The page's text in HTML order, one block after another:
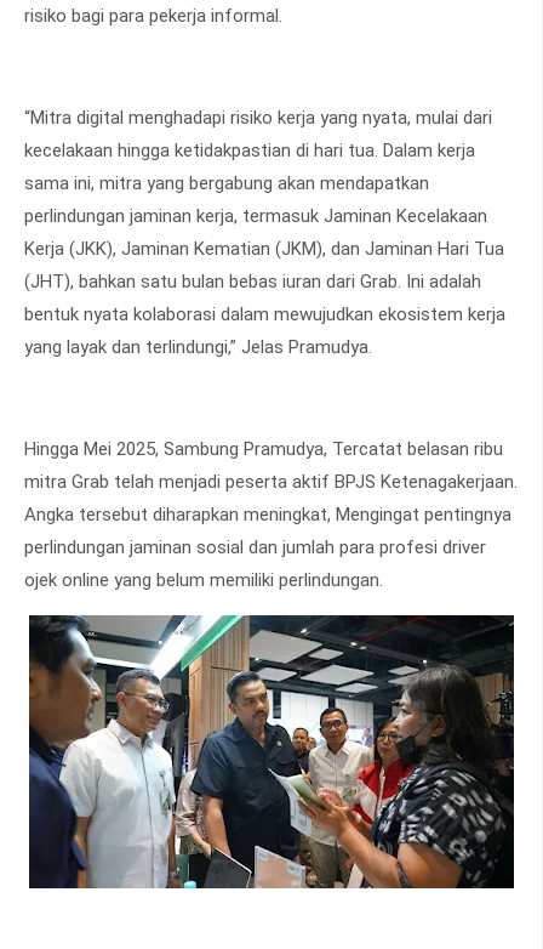
risiko bagi para pekerja informal.
“Mitra digital menghadapi risiko kerja yang nyata, mulai dari
kecelakaan hingga ketidakpastian di hari tua. Dalam kerja
sama ini, mitra yang bergabung akan mendapatkan
perlindungan jaminan kerja, termasuk Jaminan Kecelakaan
Kerja (JKK), Jaminan Kematian (JKM), dan Jaminan Hari Tua
(JHT), bahkan satu bulan bebas iuran dari Grab. Ini adalah
bentuk nyata kolaborasi dalam mewujudkan ekosistem kerja
yang layak dan terlindungi,” Jelas Pramudya.
Hingga Mei 2025, Sambung Pramudya, Tercatat belasan ribu
mitra Grab telah menjadi peserta aktif BPJS Ketenagakerjaan.
Angka tersebut diharapkan meningkat, Mengingat pentingnya
perlindungan jaminan sosial dan jumlah para profesi driver
ojek online yang belum memiliki perlindungan.